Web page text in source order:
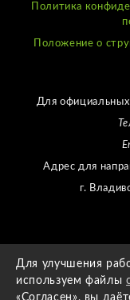
Для улучшения
используем файлы
«Согласен», вы
Политика
Положение о
Для
Адрес для
г.